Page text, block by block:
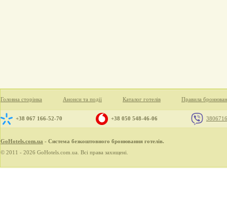
Головна сторінка Анонси та події Каталог готелів Правила
+38 067 166-52-70 +38 050 548-46-06
GoHotels.com.ua - Система безкоштовного бронювання готелів.
© 2011 - 2026 GoHotels.com.ua. Всі права захищені.